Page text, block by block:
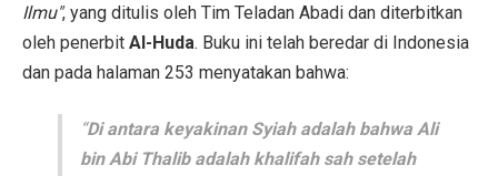
Ilmu", yang ditulis oleh Tim Teladan Abadi dan diterbitkan
oleh penerbit Al-Huda. Buku ini telah beredar di Indonesia
dan pada halaman 253 menyatakan bahwa:
“Di antara keyakinan Syiah adalah bahwa Ali
bin Abi Thalib adalah khalifah sah setelah